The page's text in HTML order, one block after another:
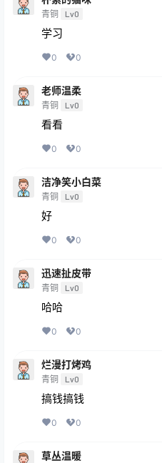
青铜 Lv0
学习
0 0
老师温柔
青铜 Lv0
看看
0 0
洁净笑小白菜
青铜 Lv0
好
0 0
迅速扯皮带
青铜 Lv0
哈哈
0 0
烂漫打烤鸡
青铜 Lv0
搞钱搞钱
0 0
草丛温暖